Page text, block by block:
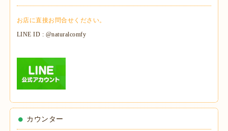
お店に直接お問合せください。
LINE ID : @naturalcomfy
カウンター